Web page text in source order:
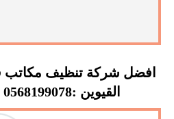
افضل شركة تنظيف مكاتب
القيوين :0568199078